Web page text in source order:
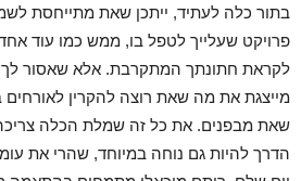
בתור כלה לעתיד, ייתכן שאת מתייחסת
פרויקט שעלייך לטפל בו, ממש כמו עוד אחד
לקראת חתונתך המתקרבת. אלא שאסור
מייצגת את מה שאת רוצה להקרין לאורחים
שאת מבפנים. את כל זה שמלת הכלה
הדרך להיות גם נוחה במיוחד, שהרי את